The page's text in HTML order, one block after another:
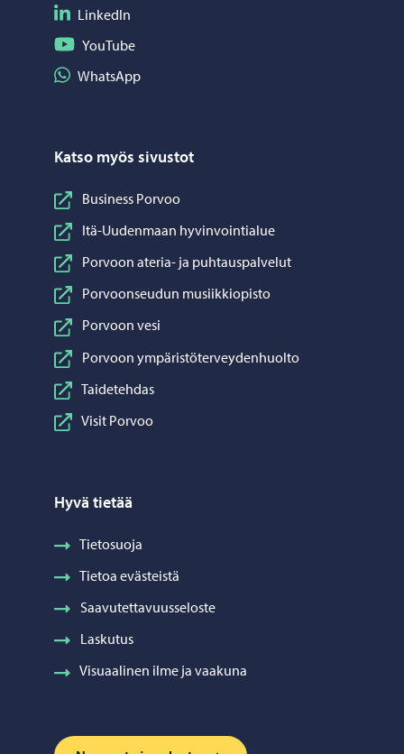
Seuraa LinkedIn
LinkedIn
Seuraa YouTube
YouTube
Jaa WhatsApp
WhatsApp
Katso myös sivustot
Business Porvoo
Itä-Uudenmaan hyvinvointialue
Porvoon ateria- ja puhtauspalvelut
Porvoonseudun musiikkiopisto
Porvoon vesi
Porvoon ympäristöterveydenhuolto
Taidetehdas
Visit Porvoo
Hyvä tietää
Tietosuoja
Tietoa evästeistä
Saavutettavuusseloste
Laskutus
Visuaalinen ilme ja vaakuna